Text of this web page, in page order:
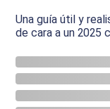
Una guía útil y
de cara a un 2025